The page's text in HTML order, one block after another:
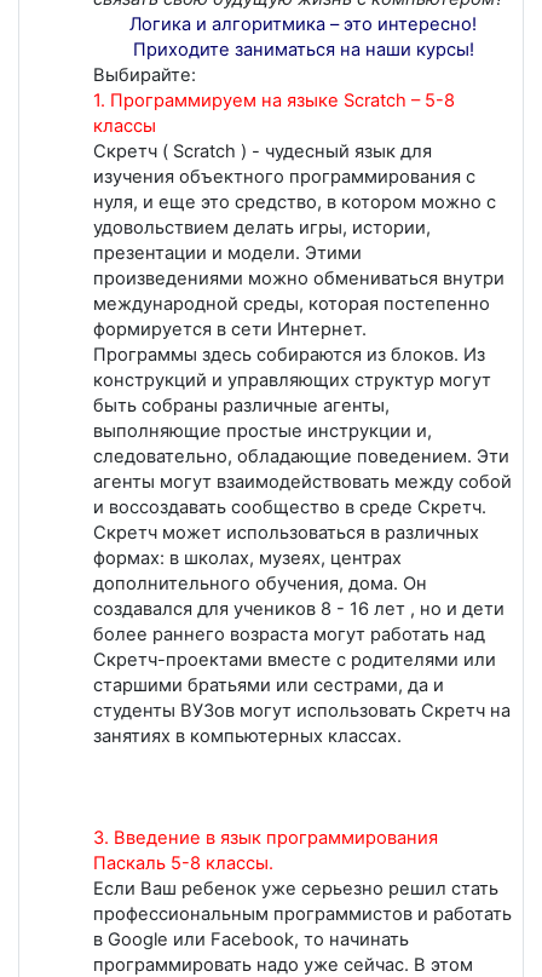
Логика и алгоритмика – это интересно!
Приходите заниматься на наши курсы!
Выбирайте:
1. Программируем на языке Scratch – 5-8
классы
Скретч ( Scratch ) - чудесный язык для
изучения объектного программирования с
нуля, и еще это средство, в котором можно с
удовольствием делать игры, истории,
презентации и модели. Этими
произведениями можно обмениваться внутри
международной среды, которая постепенно
формируется в сети Интернет.
Программы здесь собираются из блоков. Из
конструкций и управляющих структур могут
быть собраны различные агенты,
выполняющие простые инструкции и,
следовательно, обладающие поведением. Эти
агенты могут взаимодействовать между собой
и воссоздавать сообщество в среде Скретч.
Скретч может использоваться в различных
формах: в школах, музеях, центрах
дополнительного обучения, дома. Он
создавался для учеников 8 - 16 лет , но и дети
более раннего возраста могут работать над
Скретч-проектами вместе с родителями или
старшими братьями или сестрами, да и
студенты ВУЗов могут использовать Скретч на
занятиях в компьютерных классах.
3. Введение в язык программирования
Паскаль 5-8 классы.
Если Ваш ребенок уже серьезно решил стать
профессиональным программистов и работать
в Google или Facebook, то начинать
программировать надо уже сейчас. В этом